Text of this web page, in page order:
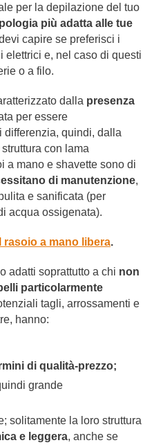
per la depilazione del tuo
più adatta alle tue
capire se preferisci i
elettrici e, nel caso di questi
o a filo.
dalla presenza
per essere
differenzia, quindi, dalla
con lama
a mano e shavette sono di
di manutenzione,
e sanificata (per
acqua ossigenata).
rasoio a mano libera.
adatti soprattutto a chi non
particolarmente
tagli, arrossamenti e
hanno:
di qualità-prezzo;
grande
solitamente la loro struttura
e leggera, anche se